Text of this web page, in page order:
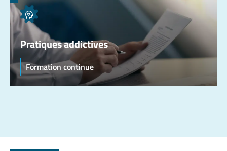
Pratiques addictives
Formation continue